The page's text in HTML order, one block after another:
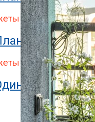
Представлен
Из Самых